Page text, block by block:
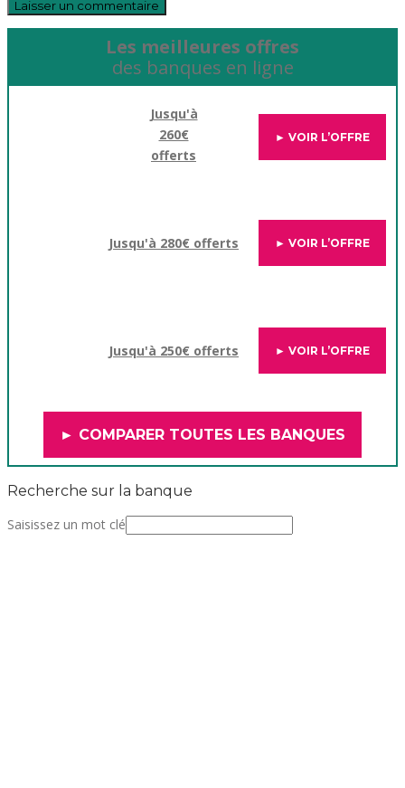
Les meilleures offres
des banques en ligne
Jusqu'à
260€
offerts
► VOIR L’OFFRE
Jusqu'à 280€ offerts ► VOIR L’OFFRE
Jusqu'à 250€ offerts ► VOIR L’OFFRE
► COMPARER TOUTES LES BANQUES
Recherche sur la banque
Saisissez un mot clé